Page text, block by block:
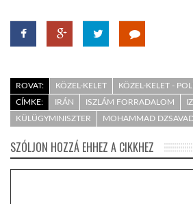
ROVAT: KÖZEL-KELET
KÖZEL-KELET -
CÍMKE:
IRÁN ISZLÁM FORRADALOM
KÜLÜGYMINISZTER
MOHAMMAD
SZÓLJON HOZZÁ EHHEZ A CIKKHEZ